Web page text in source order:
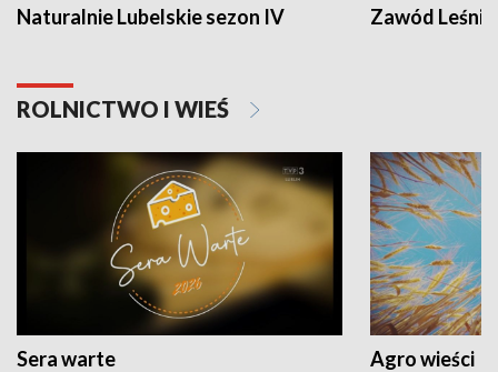
Naturalnie Lubelskie sezon IV Zawód Leśnik
ROLNICTWO I WIEŚ
Sera warte Agro wieści